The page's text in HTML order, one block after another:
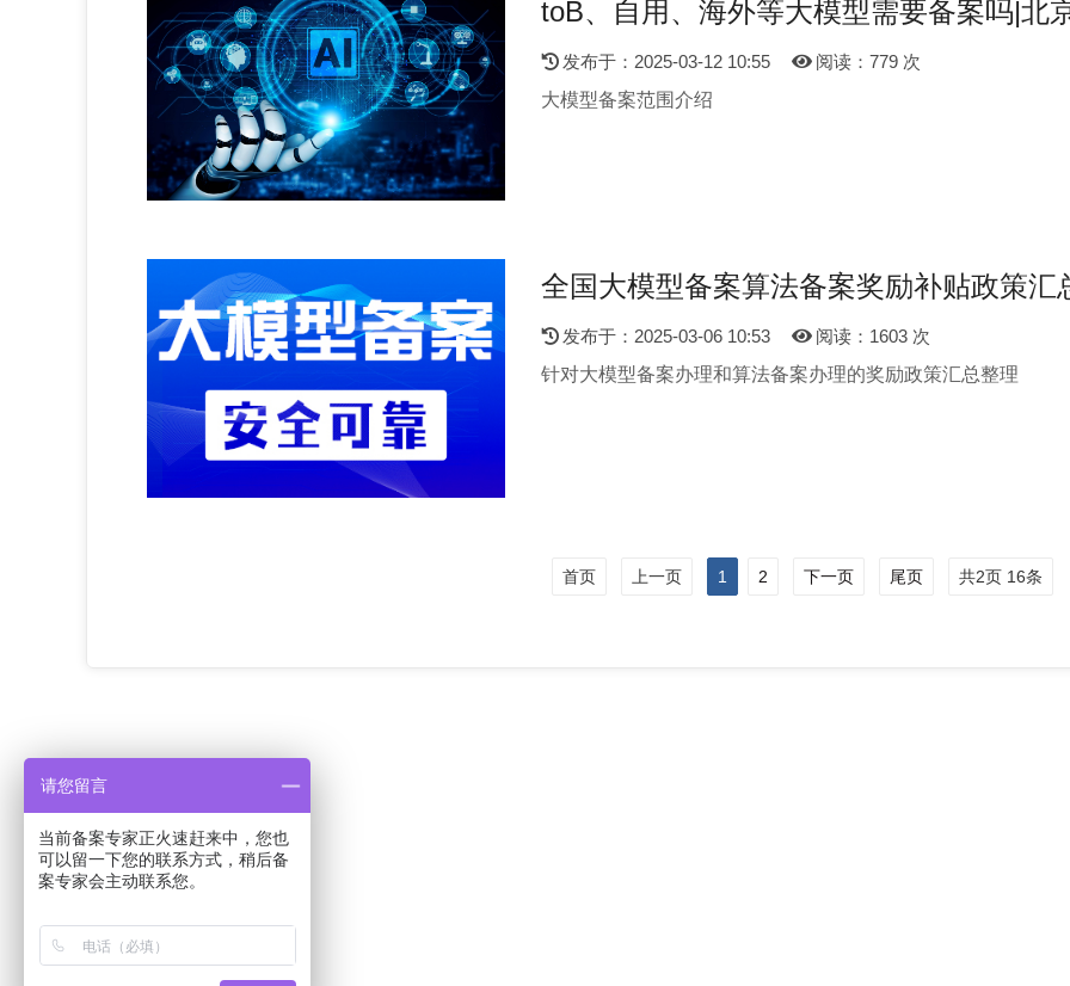
toB、自用、海外等大模型需要备案吗|北
发布于：2025-03-12 10:55
阅读：779 次
大模型备案范围介绍
全国大模型备案算法备案奖励补贴政策汇
发布于：2025-03-06 10:53
阅读：1603 次
针对大模型备案办理和算法备案办理的奖励政策汇总整理
首页 上一页 1 2 下一页 尾页 共2页 16条
请您留言
当前备案专家正火速赶来中，您也
可以留一下您的联系方式，稍后备
案专家会主动联系您。